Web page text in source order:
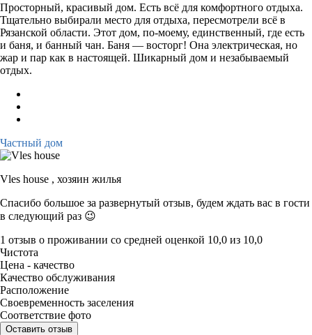
Просторный, красивый дом. Есть всё для комфортного отдыха.
Тщательно выбирали место для отдыха, пересмотрели всё в
Рязанской области. Этот дом, по-моему, единственный, где есть
и баня, и банный чан. Баня — восторг! Она электрическая, но
жар и пар как в настоящей. Шикарный дом и незабываемый
отдых.
Частный дом
Vles house , хозяин жилья
Спасибо большое за развернутый отзыв, будем ждать вас в гости
в следующий раз 😉
1 отзыв о проживании со средней оценкой 10,0 из 10,0
Чистота
Цена - качество
Качество обслуживания
Расположение
Своевременность заселения
Соответствие фото
Оставить отзыв